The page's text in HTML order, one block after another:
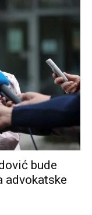
bude
advokatske